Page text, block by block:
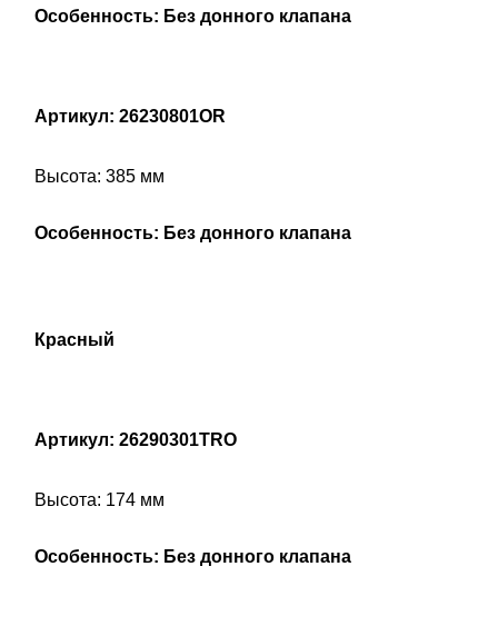
Особенность: Без донного клапана
Артикул: 26230801OR
Высота: 385 мм
Особенность: Без донного клапана
Красный
Артикул: 26290301TRO
Высота: 174 мм
Особенность: Без донного клапана